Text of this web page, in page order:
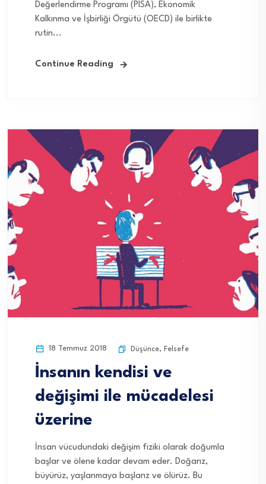
Değerlendirme Programı (PISA), Ekonomik
Kalkınma ve İşbirliği Örgütü (OECD) ile birlikte
rutin...
Continue Reading
18 Temmuz 2018 Düşünce, Felsefe
İnsanın kendisi ve
değişimi ile mücadelesi
üzerine
İnsan vücudundaki değişim fiziki olarak doğumla
başlar ve ölene kadar devam eder. Doğarız,
büyürüz, yaşlanmaya başlarız ve ölürüz. Bu